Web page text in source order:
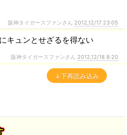
阪神タイガースファンさん 2012,12/17 23:05
キュンとせざるを得ない
阪神タイガースファンさん 2012,12/18 8:20
↓下再読み込み